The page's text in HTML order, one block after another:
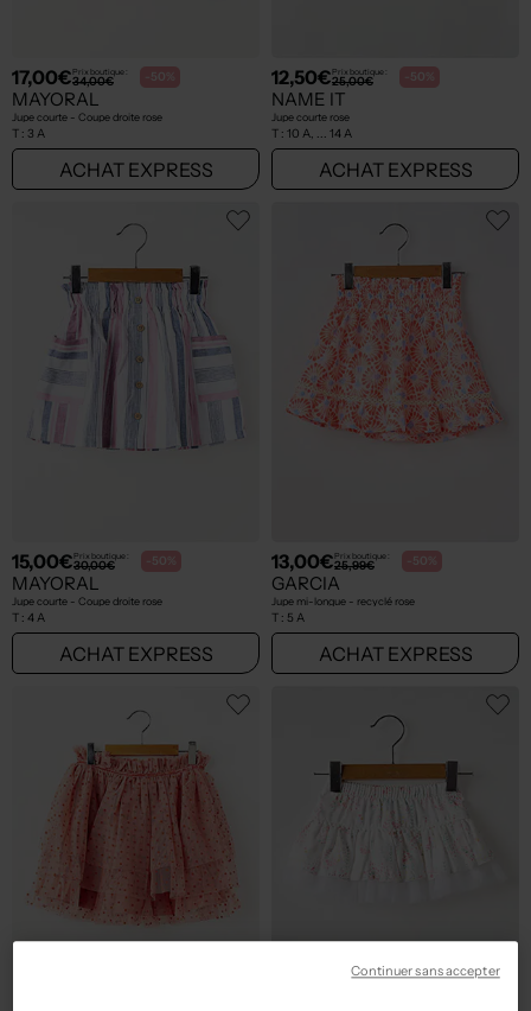
17,00€Prix boutique :
34,00€ -50%
MAYORAL
Jupe courte - Coupe droite rose
T : 3 A
ACHAT EXPRESS
12,50€Prix boutique :
25,00€ -50%
NAME IT
Jupe courte rose
T : 10 A, ... 14 A
ACHAT EXPRESS
15,00€Prix boutique :
30,00€ -50%
MAYORAL
Jupe courte - Coupe droite rose
T : 4 A
ACHAT EXPRESS
13,00€Prix boutique :
25,99€ -50%
GARCIA
Jupe mi-longue - recyclé rose
T : 5 A
ACHAT EXPRESS
Continuer sans accepter